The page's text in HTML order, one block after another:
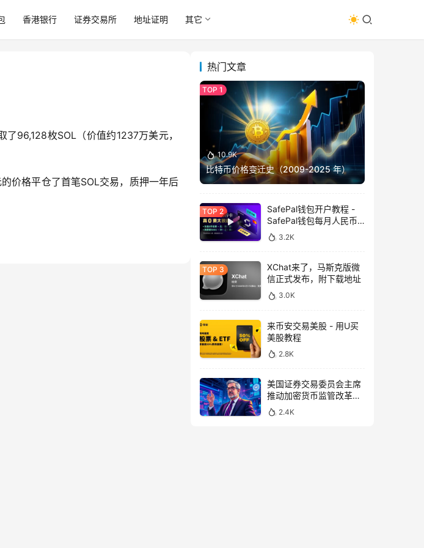
香港银行 证券交易所 地址证明 其它
96,128枚SOL（价值约1237万美元，
价格平仓了首笔SOL交易，质押一年后
热门文章
10.9K
比特币价格变迁史（2009-2025 年）
SafePal钱包开户教程 -
SafePal钱包每月人民币
消费前666U享受汇损补
贴
3.2K
XChat来了，马斯克版微
信正式发布，附下载地址
3.0K
来币安交易美股 - 用U买
美股教程
2.8K
美国证券交易委员会主席
推动加密货币监管改革，
力求未来验证
2.4K